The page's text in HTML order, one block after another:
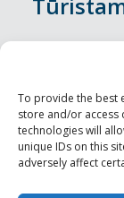
To provide the best
store and/or access
technologies will
unique IDs on this
adversely affect
Nakšņošana
Vietas
Apskates